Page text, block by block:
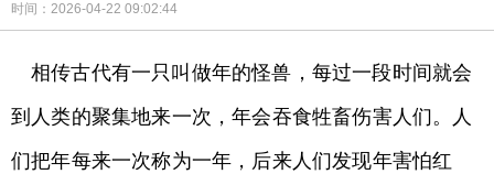
时间：2026-04-22 09:02:44
相传古代有一只叫做年的怪兽，每过一段时间就会
到人类的聚集地来一次，年会吞食牲畜伤害人们。人
们把年每来一次称为一年，后来人们发现年害怕红